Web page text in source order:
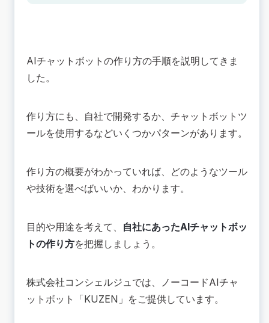
AIチャットボットの作り方の手順を説明してきま
した。
作り方にも、自社で開発するか、チャットボットツ
ールを使用するなどいくつかパターンがあります。
作り方の概要がわかっていれば、どのようなツール
や技術を選べばいいか、わかります。
目的や用途を考えて、 自社にあったAIチャットボッ
トの作り方を把握しましょう。
株式会社コンシェルジュ では、ノーコードAIチャ
ットボット「KUZEN 」をご提供しています。